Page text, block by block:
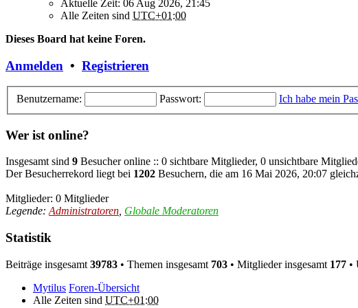
Aktuelle Zeit: 06 Aug 2026, 21:45
Alle Zeiten sind UTC+01:00
Dieses Board hat keine Foren.
Anmelden • Registrieren
Benutzername: Passwort: Ich habe mein
Wer ist online?
Insgesamt sind 9 Besucher online :: 0 sichtbare Mitglieder, 0 unsichtbare
Der Besucherrekord liegt bei 1202 Besuchern, die am 16 Mai 2026, 20:07
Mitglieder: 0 Mitglieder
Legende:Administratoren, Globale Moderatoren
Statistik
Beiträge insgesamt 39783 • Themen insgesamt 703 • Mitglieder insgesamt 177 •
Mytilus Foren-Übersicht
Alle Zeiten sind UTC+01:00